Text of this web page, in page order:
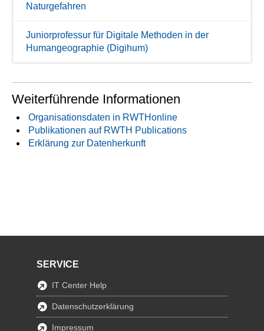
Naturgefahren
Juniorprofessur für Digitale Methoden in der
Humangeographie (Digihum)
Weiterführende Informationen
Organisationsdaten in RWTHonline
Publikationen auf RWTH Publications
Erklärung zur Datenherkunft
SERVICE
IT Center Help
Datenschutzerklärung
Impressum